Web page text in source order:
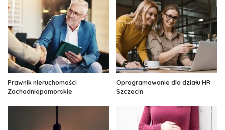
Prawnik nieruchomości
Zachodniopomorskie
Oprogramowanie dla działu HR
Szczecin